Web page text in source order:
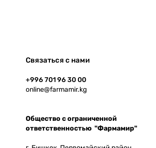
Связаться с нами
+996 701 96 30 00
online@farmamir.kg
Общество с ограниченной
ответственностью "Фармамир"